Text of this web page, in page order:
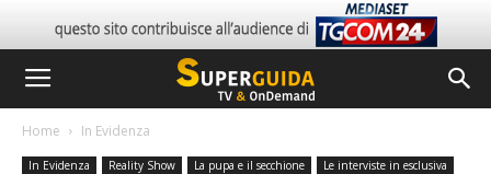
Home In Evidenza
In Evidenza Reality Show La pupa e il secchione Le interviste in esclusiva